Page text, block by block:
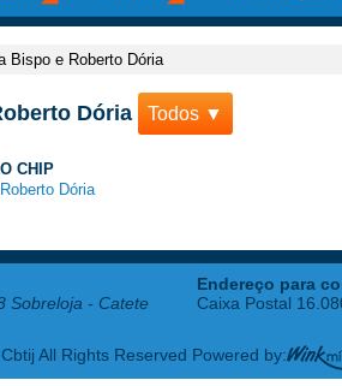
Bispo e Roberto Dória
Dória Todos ▼
CHIP
Dória
Sobreloja - Catete
Endereço para
Caixa Postal
All Rights Reserved Powered by: